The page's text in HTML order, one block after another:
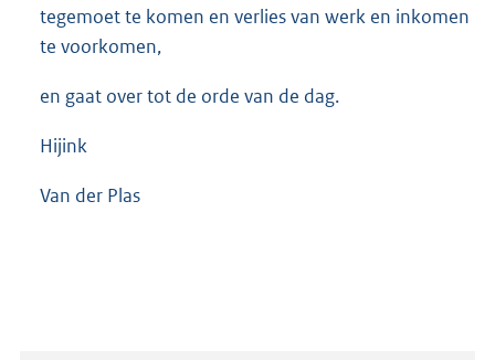
tegemoet te komen en verlies van werk en inkomen
te voorkomen,
en gaat over tot de orde van de dag.
Hijink
Van der Plas